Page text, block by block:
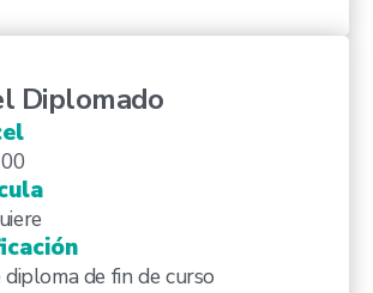
Diplomado
de fin de curso